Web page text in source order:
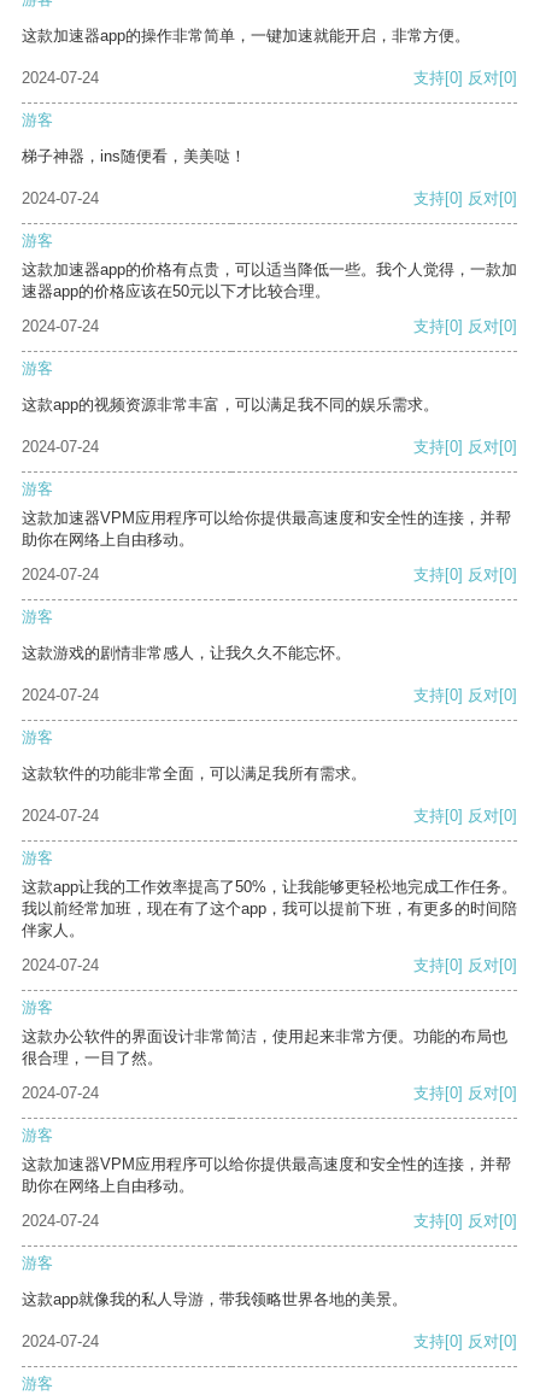
这款加速器app的操作非常简单，一键加速就能开启，非常方便。
2024-07-24 支持[0] 反对[0]
游客
梯子神器，ins随便看，美美哒！
2024-07-24 支持[0] 反对[0]
游客
这款加速器app的价格有点贵，可以适当降低一些。我个人觉得，一款加
速器app的价格应该在50元以下才比较合理。
2024-07-24
支持[0] 反对[0]
游客
这款app的视频资源非常丰富，可以满足我不同的娱乐需求。
2024-07-24 支持[0] 反对[0]
游客
这款加速器VPM应用程序可以给你提供最高速度和安全性的连接，并帮
助你在网络上自由移动。
2024-07-24
支持[0] 反对[0]
游客
这款游戏的剧情非常感人，让我久久不能忘怀。
2024-07-24 支持[0] 反对[0]
游客
这款软件的功能非常全面，可以满足我所有需求。
2024-07-24 支持[0] 反对[0]
游客
这款app让我的工作效率提高了50%，让我能够更轻松地完成工作任务。
我以前经常加班，现在有了这个app，我可以提前下班，有更多的时间陪
伴家人。
2024-07-24
支持[0] 反对[0]
游客
这款办公软件的界面设计非常简洁，使用起来非常方便。功能的布局也
很合理，一目了然。
2024-07-24
支持[0] 反对[0]
游客
这款加速器VPM应用程序可以给你提供最高速度和安全性的连接，并帮
助你在网络上自由移动。
2024-07-24
支持[0] 反对[0]
游客
这款app就像我的私人导游，带我领略世界各地的美景。
2024-07-24 支持[0] 反对[0]
游客